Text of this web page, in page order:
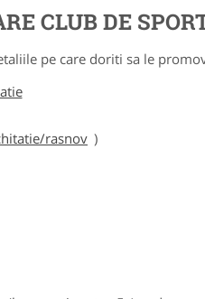
CLUB DE
pe care doriti sa le
rasnov )